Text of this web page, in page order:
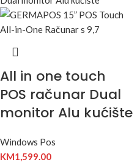
All in one touch
POS računar Dual
monitor Alu kućište
Windows Pos
KM1,599.00